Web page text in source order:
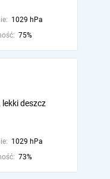
1029 hPa
75%
deszcz
1029 hPa
73%